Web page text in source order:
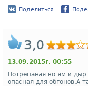
Поделиться
3,0
13.09.2015г. 00:55
Потрёпаная но ям и дыр
опасная для обгонов.А